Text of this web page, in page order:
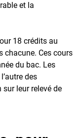
et la
18 crédits au
chacune. Ces cours
du bac. Les
des
leur relevé de